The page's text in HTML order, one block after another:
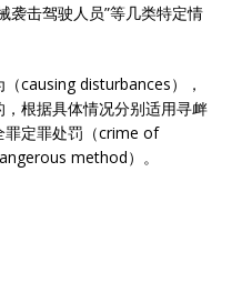
袭击驾驶人员”等几类特定情
causing disturbances），
根据具体情况分别适用寻衅
罪定罪处罚（crime of
method）。